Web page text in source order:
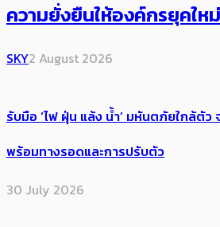
ความยั่งยืนให้องค์กรยุคใหม่
SKY2 August 2026
รับมือ ‘ไฟ ฝุ่น แล้ง น้ำ’ มหันตภัยใกล้ตัว
พร้อมทางรอดและการปรับตัว
30 July 2026